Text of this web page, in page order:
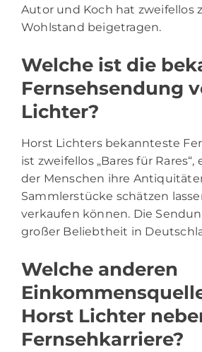
Autor und Koch hat zweifellos
Wohlstand beigetragen.
Welche ist die
Fernsehsendung
Lichter?
Horst Lichters bekannteste
ist zweifellos „Bares für Rares“,
der Menschen ihre
Sammlerstücke schätzen
verkaufen können. Die
großer Beliebtheit in
Welche anderen
Horst Lichter
Fernsehkarriere?